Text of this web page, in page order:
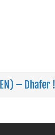
– Dhafer !